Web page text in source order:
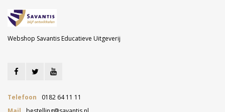
Webshop Savantis Educatieve Uitgeverij
Telefoon
0182 64 11 11